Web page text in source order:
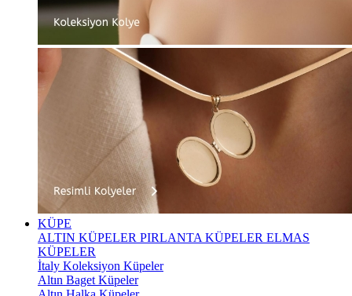
KÜPE
ALTIN KÜPELER PIRLANTA KÜPELER ELMAS
KÜPELER
İtaly Koleksiyon Küpeler
Altın Baget Küpeler